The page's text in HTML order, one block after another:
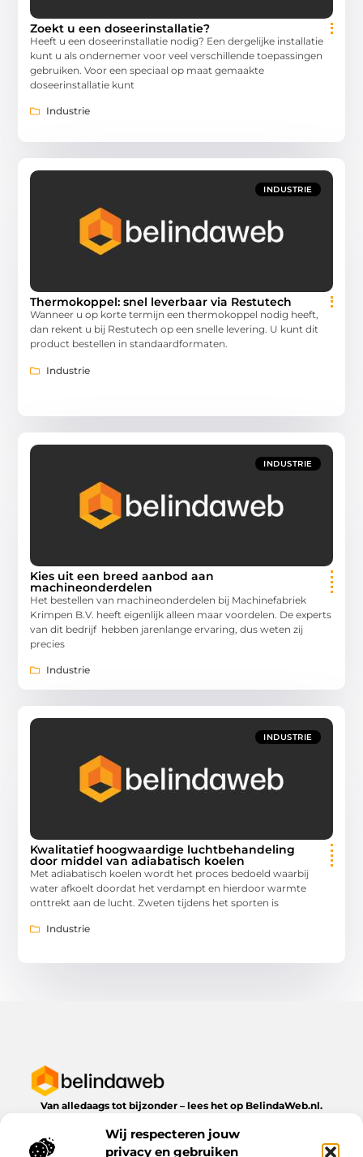
Wij respecteren jouw
privacy en gebruiken
Zoekt u een doseerinstallatie?
Heeft u een doseerinstallatie nodig? Een dergelijke installatie
kunt u als ondernemer voor veel verschillende toepassingen
gebruiken. Voor een speciaal op maat gemaakte
doseerinstallatie kunt
Industrie
INDUSTRIE
Thermokoppel: snel leverbaar via Restutech
Wanneer u op korte termijn een thermokoppel nodig heeft,
dan rekent u bij Restutech op een snelle levering. U kunt dit
product bestellen in standaardformaten.
Industrie
INDUSTRIE
Kies uit een breed aanbod aan
machineonderdelen
Het bestellen van machineonderdelen bij Machinefabriek
Krimpen B.V. heeft eigenlijk alleen maar voordelen. De experts
van dit bedrijf hebben jarenlange ervaring, dus weten zij
precies
Industrie
INDUSTRIE
Kwalitatief hoogwaardige luchtbehandeling
door middel van adiabatisch koelen
Met adiabatisch koelen wordt het proces bedoeld waarbij
water afkoelt doordat het verdampt en hierdoor warmte
onttrekt aan de lucht. Zweten tijdens het sporten is
Industrie
Van alledaags tot bijzonder – lees het op BelindaWeb.nl.
dagelijks leven te bieden heeft.